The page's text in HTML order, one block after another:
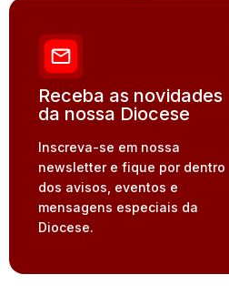
Receba as novidades
da nossa Diocese
Inscreva-se em nossa
newsletter e fique por dentro
dos avisos, eventos e
mensagens especiais da
Diocese.